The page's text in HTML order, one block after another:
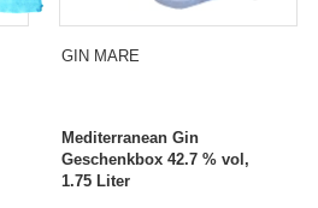
GIN MARE
Mediterranean Gin
Geschenkbox 42.7 % vol,
1.75 Liter